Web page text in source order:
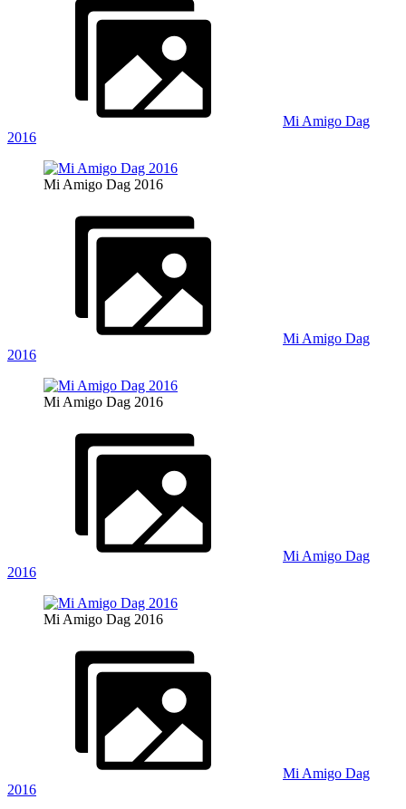
Mi Amigo Dag
2016
Mi Amigo Dag 2016
Mi Amigo Dag
2016
Mi Amigo Dag 2016
Mi Amigo Dag
2016
Mi Amigo Dag 2016
Mi Amigo Dag
2016